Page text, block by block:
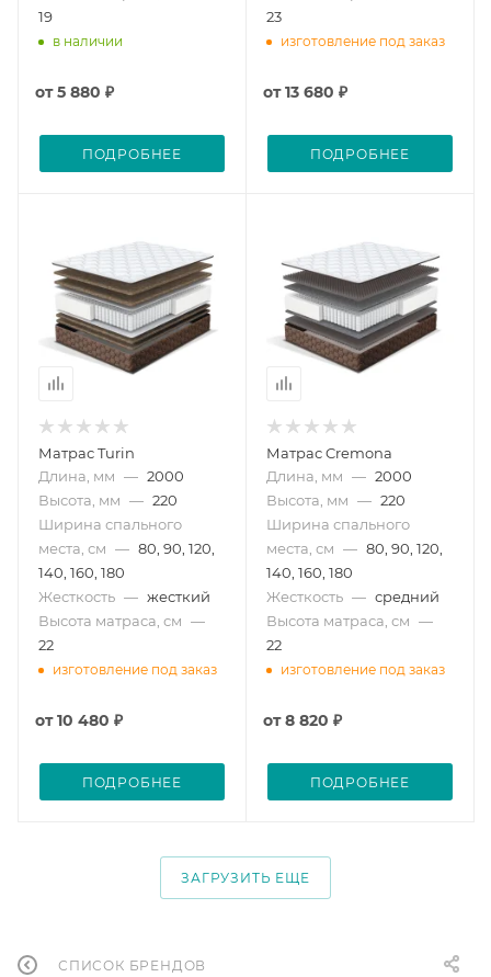
19
в наличии
от5 880 ₽
ПОДРОБНЕЕ
23
изготовление под заказ
от13 680 ₽
ПОДРОБНЕЕ
Матрас Turin
Длина, мм — 2000
Высота, мм — 220
Ширина спального
места, см — 80, 90, 120,
140, 160, 180
Жесткость — жесткий
Высота матраса, см —
22
изготовление под заказ
от10 480 ₽
ПОДРОБНЕЕ
Матрас Cremona
Длина, мм — 2000
Высота, мм — 220
Ширина спального
места, см — 80, 90, 120,
140, 160, 180
Жесткость — средний
Высота матраса, см —
22
изготовление под заказ
от8 820 ₽
ПОДРОБНЕЕ
ЗАГРУЗИТЬ ЕЩЕ
СПИСОК БРЕНДОВ